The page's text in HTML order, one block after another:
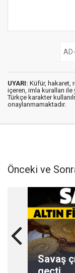
UYARI: Küfür, hakaret,
içeren, imla kuralları ile
Türkçe karakter
onaylanmamaktadır.
Önceki ve
Savaş çıktı Altın